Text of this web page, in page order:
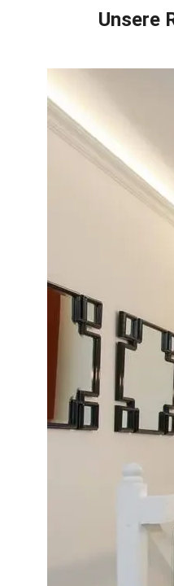
Unsere